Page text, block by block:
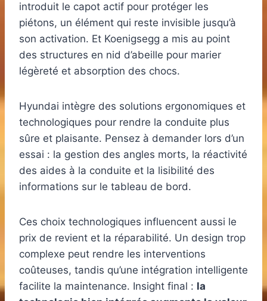
introduit le capot actif pour protéger les
piétons, un élément qui reste invisible jusqu’à
son activation. Et Koenigsegg a mis au point
des structures en nid d’abeille pour marier
légèreté et absorption des chocs.
Hyundai intègre des solutions ergonomiques et
technologiques pour rendre la conduite plus
sûre et plaisante. Pensez à demander lors d’un
essai : la gestion des angles morts, la réactivité
des aides à la conduite et la lisibilité des
informations sur le tableau de bord.
Ces choix technologiques influencent aussi le
prix de revient et la réparabilité. Un design trop
complexe peut rendre les interventions
coûteuses, tandis qu’une intégration intelligente
facilite la maintenance. Insight final : la